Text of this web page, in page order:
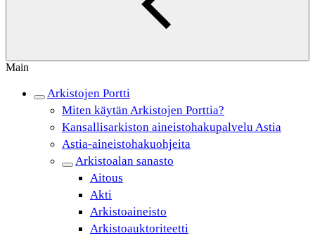
Main
Arkistojen Portti
Miten käytän Arkistojen Porttia?
Kansallisarkiston aineistohakupalvelu Astia
Astia-aineistohakuohjeita
Arkistoalan sanasto
Aitous
Akti
Arkistoaineisto
Arkistoauktoriteetti